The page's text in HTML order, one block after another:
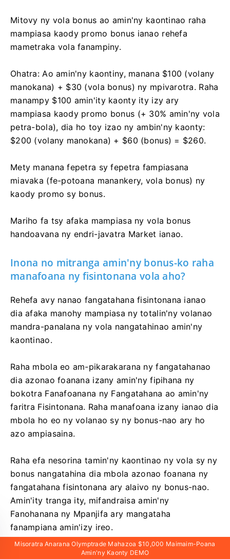
Mitovy ny vola bonus ao amin'ny kaontinao raha
mampiasa kaody promo bonus ianao rehefa
mametraka vola fanampiny.
Ohatra: Ao amin'ny kaontiny, manana $100 (volany
manokana) + $30 (vola bonus) ny mpivarotra. Raha
manampy $100 amin'ity kaonty ity izy ary
mampiasa kaody promo bonus (+ 30% amin'ny vola
petra-bola), dia ho toy izao ny ambin'ny kaonty:
$200 (volany manokana) + $60 (bonus) = $260.
Mety manana fepetra sy fepetra fampiasana
miavaka (fe-potoana manankery, vola bonus) ny
kaody promo sy bonus.
Mariho fa tsy afaka mampiasa ny vola bonus
handoavana ny endri-javatra Market ianao.
Inona no mitranga amin'ny bonus-ko raha
manafoana ny fisintonana vola aho?
Rehefa avy nanao fangatahana fisintonana ianao
dia afaka manohy mampiasa ny totalin'ny volanao
mandra-panalana ny vola nangatahinao amin'ny
kaontinao.
Raha mbola eo am-pikarakarana ny fangatahanao
dia azonao foanana izany amin'ny fipihana ny
bokotra Fanafoanana ny Fangatahana ao amin'ny
faritra Fisintonana. Raha manafoana izany ianao dia
mbola ho eo ny volanao sy ny bonus-nao ary ho
azo ampiasaina.
Raha efa nesorina tamin'ny kaontinao ny vola sy ny
bonus nangatahina dia mbola azonao foanana ny
fangatahana fisintonana ary alaivo ny bonus-nao.
Amin'ity tranga ity, mifandraisa amin'ny
Fanohanana ny Mpanjifa ary mangataha
fanampiana amin'izy ireo.
Misoratra Anarana Olymptrade Ary Mahazo $10,00
Misoratra Anarana Olymptrade Mahazoa $10,000 Maimaim-Poana
Amin'ny Kaonty DEMO